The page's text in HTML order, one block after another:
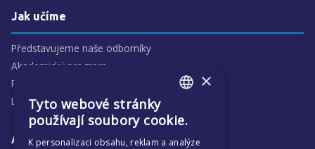
Jak učíme
Představujeme naše odborníky
Akademický program
Předmětové oblasti
Lidé
Aktivity
×
Tyto webové stránky
používají soubory cookie.
K personalizaci obsahu, reklam a analýze